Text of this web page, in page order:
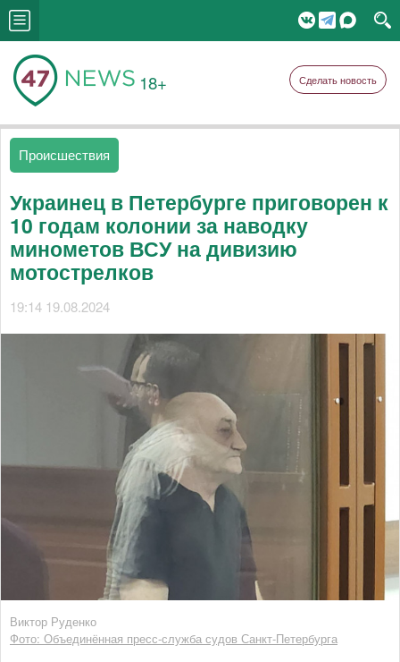
18+ Сделать новость
Происшествия
Украинец в Петербурге приговорен к
10 годам колонии за наводку
минометов ВСУ на дивизию
мотострелков
19:14 19.08.2024
Виктор Руденко
Фото: Объединённая пресс-служба судов Санкт-Петербурга